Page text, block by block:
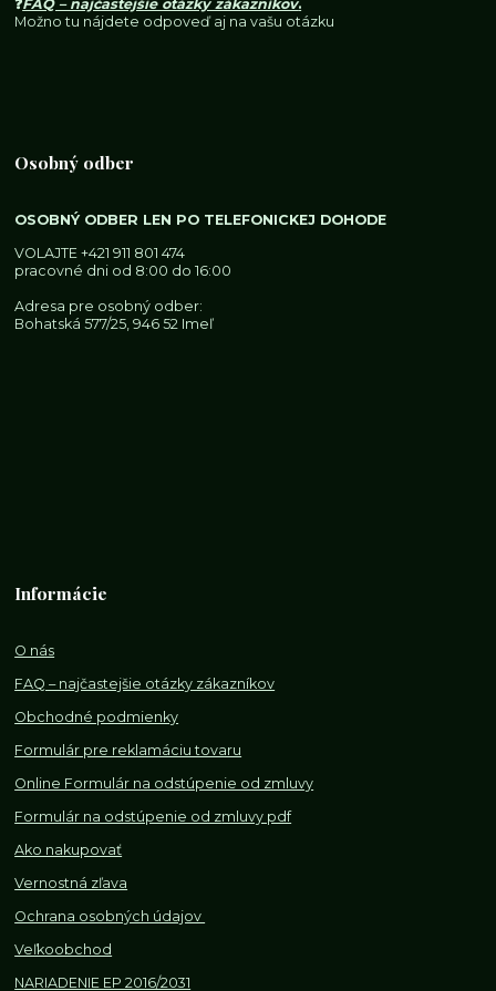
❓FAQ – najčastejšie otázky zákazníkov.
Možno tu nájdete odpoveď aj na vašu otázku
Osobný odber
OSOBNÝ ODBER LEN PO TELEFONICKEJ DOHODE
VOLAJTE+421 911 801 474
pracovné dni od 8:00 do 16:00
Adresa pre osobný odber:
Bohatská 577/25, 946 52 Imeľ
Informácie
O nás
FAQ – najčastejšie otázky zákazníkov
Obchodné podmienky
Formulár pre reklamáciu tovaru
Online Formulár na odstúpenie od zmluvy
Formulár na odstúpenie od zmluvy pdf
Ako nakupovať
Vernostná zľava
Ochrana osobných údajov
Veľkoobchod
NARIADENIE EP 2016/2031